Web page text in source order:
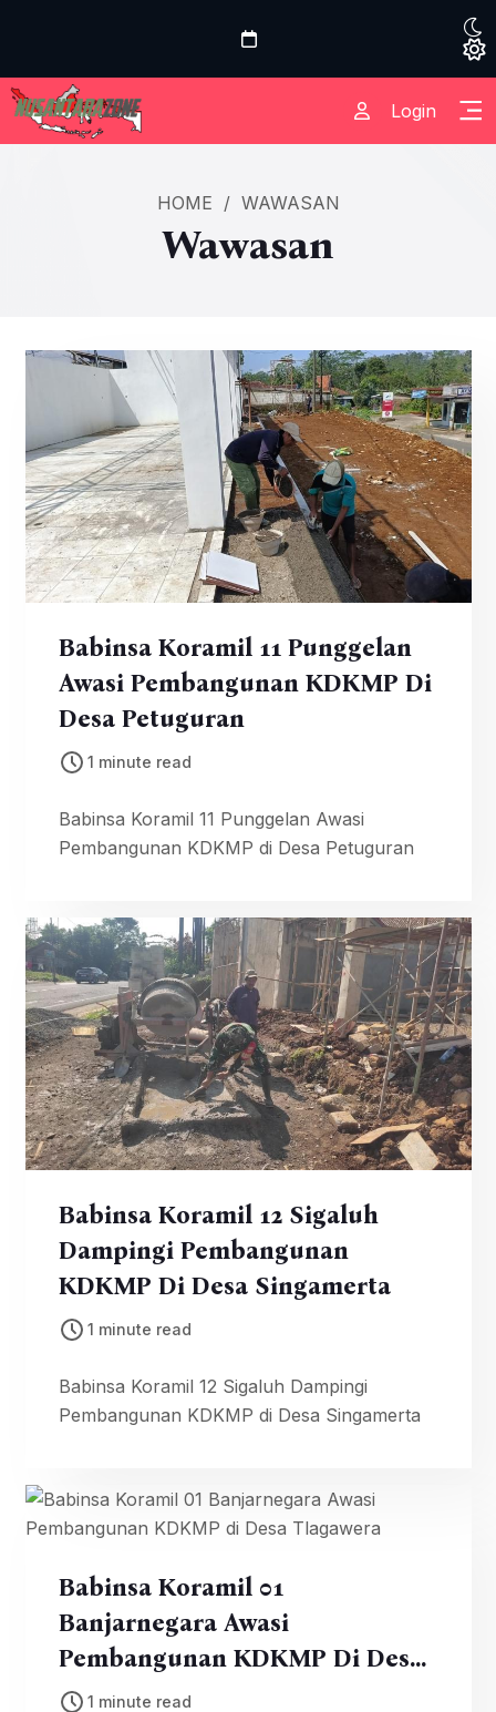
Login
HOME / WAWASAN
Wawasan
Babinsa Koramil 11 Punggelan
Awasi Pembangunan KDKMP Di
Desa Petuguran
1 minute read
Babinsa Koramil 11 Punggelan Awasi
Pembangunan KDKMP di Desa Petuguran
Babinsa Koramil 12 Sigaluh
Dampingi Pembangunan
KDKMP Di Desa Singamerta
1 minute read
Babinsa Koramil 12 Sigaluh Dampingi
Pembangunan KDKMP di Desa Singamerta
Babinsa Koramil 01
Banjarnegara Awasi
Pembangunan KDKMP Di Desa
Tlagawera
1 minute read